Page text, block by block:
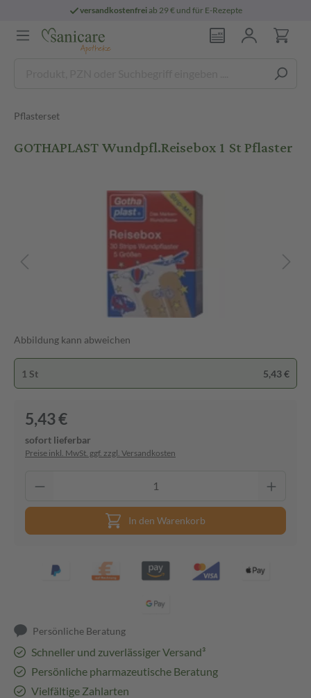
versandkostenfreiab 29 € und für E-Rezepte
Pflasterset
GOTHAPLAST Wundpfl.Reisebox 1 St Pflaster
Abbildung kann abweichen
1 St 5,43 €
5,43 €
sofort lieferbar
Preise inkl. MwSt. ggf. zzgl. Versandkosten
In den Warenkorb
Persönliche Beratung
Schneller und zuverlässiger Versand³
Persönliche pharmazeutische Beratung
Vielfältige Zahlarten